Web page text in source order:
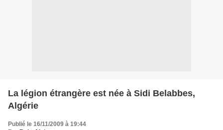
La légion étrangère est née à Sidi Belabbes,
Algérie
Publié le 16/11/2009 à 19:44